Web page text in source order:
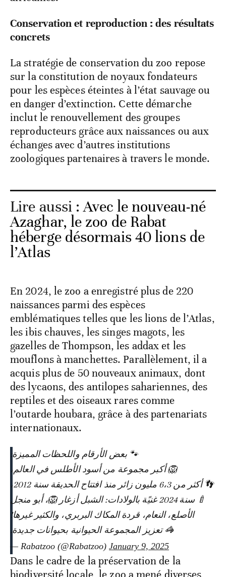
Conservation et reproduction : des résultats
concrets
La stratégie de conservation du zoo repose
sur la constitution de noyaux fondateurs
pour les espèces éteintes à l’état sauvage ou
en danger d’extinction. Cette démarche
inclut le renouvellement des groupes
reproducteurs grâce aux naissances ou aux
échanges avec d’autres institutions
zoologiques partenaires à travers le monde.
Lire aussi :Avec le nouveau-né
Azaghar, le zoo de Rabat
héberge désormais 40 lions de
l’Atlas
En 2024, le zoo a enregistré plus de 220
naissances parmi des espèces
emblématiques telles que les lions de l’Atlas,
les ibis chauves, les singes magots, les
gazelles de Thompson, les addax et les
mouflons à manchettes. Parallèlement, il a
acquis plus de 50 nouveaux animaux, dont
des lycaons, des antilopes sahariennes, des
reptiles et des oiseaux rares comme
l’outarde houbara, grâce à des partenariats
internationaux.
🐾 بعض الأرقام واللحظات المميزة:
🦁 أكبر مجموعة من أسود الأطلس في العالم،
👣 أكثر من 6،3 مليون زائر منذ افتتاح الحديقة سنة 2012،
🍼 سنة 2024 غنيًة بالولادات: الشبل أزغار 🦁، أبو منجل
الأصلع، النعام، قردة المكاك البربري، والكثير غيرها!
🦓 تعزيز المجموعة الحيوانية بحيوانات جديدة.
— Rabatzoo (@Rabatzoo) January 9, 2025
Dans le cadre de la préservation de la